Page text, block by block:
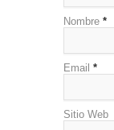
Nombre *
Email *
Sitio Web